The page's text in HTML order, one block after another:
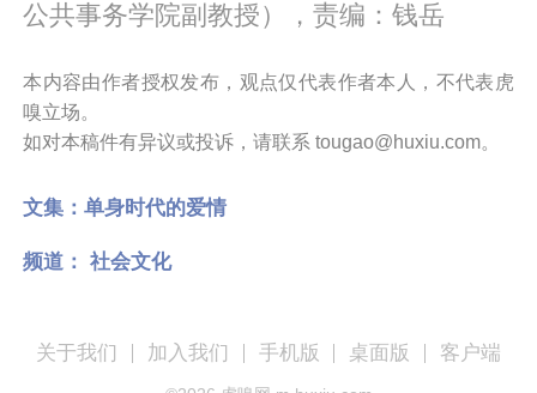
公共事务学院副教授），责编：钱岳
本内容由作者授权发布，观点仅代表作者本人，不代表虎
嗅立场。
如对本稿件有异议或投诉，请联系 tougao@huxiu.com。
文集：单身时代的爱情
频道： 社会文化
关于我们 加入我们 手机版 桌面版 客户端